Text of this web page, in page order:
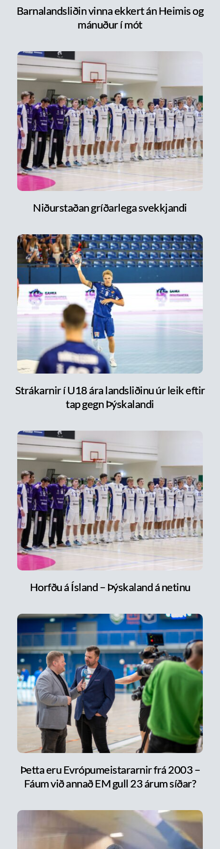
Barnalandsliðin vinna ekkert án Heimis og
mánuður í mót
Niðurstaðan gríðarlega svekkjandi
Strákarnir í U18 ára landsliðinu úr leik eftir
tap gegn Þýskalandi
Horfðu á Ísland – Þýskaland á netinu
Þetta eru Evrópumeistararnir frá 2003 –
Fáum við annað EM gull 23 árum síðar?